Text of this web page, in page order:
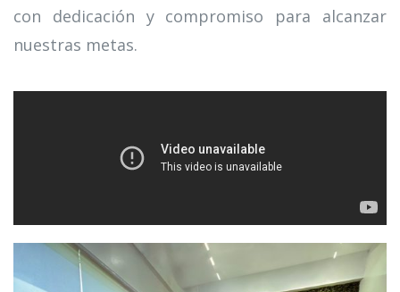
con dedicación y compromiso para alcanzar
nuestras metas.